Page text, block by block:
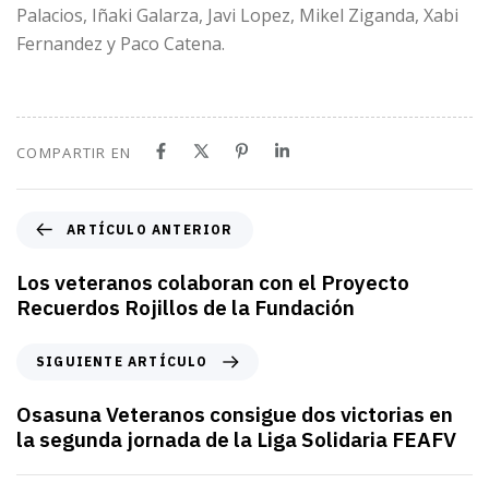
Palacios, Iñaki Galarza, Javi Lopez, Mikel Ziganda, Xabi
Fernandez y Paco Catena.
COMPARTIR EN
t
í
c
a
n
t
ARTÍCULO ANTERIOR
Los veteranos colaboran con el Proyecto
Recuerdos Rojillos de la Fundación
g
u
i
e
SIGUIENTE ARTÍCULO
Osasuna Veteranos consigue dos victorias en
la segunda jornada de la Liga Solidaria FEAFV